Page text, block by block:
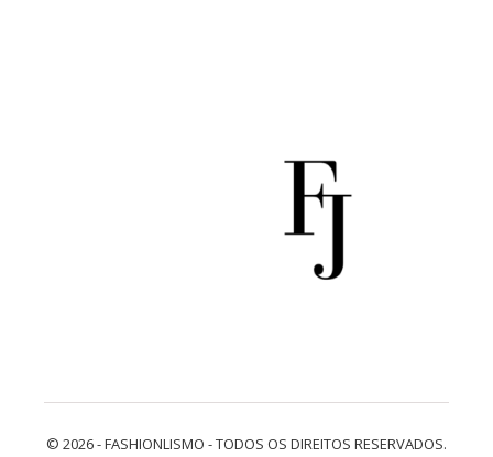
© 2026 - FASHIONLISMO - TODOS OS DIREITOS RESERVADOS.